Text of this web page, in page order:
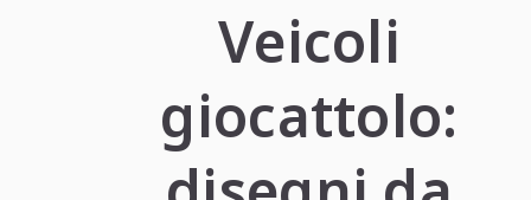
Veicoli
giocattolo: